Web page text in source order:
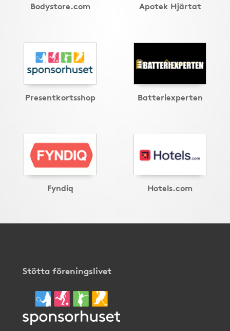
Bodystore.com Apotek Hjärtat
Presentkortsshop Batteriexperten
Fyndiq Hotels.com
Stötta föreningslivet